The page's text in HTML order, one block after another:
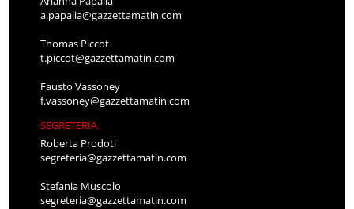
a.papalia@gazzettamatin.com
Thomas Piccot
t.piccot@gazzettamatin.com
Fausto Vassoney
f.vassoney@gazzettamatin.com
SEGRETERIA
Roberta Prodoti
segreteria@gazzettamatin.com
Stefania Muscolo
segreteria@gazzettamatin.com